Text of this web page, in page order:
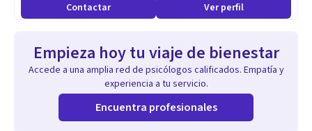
Contactar Ver perfil
Empieza hoy tu viaje de bienestar
Accede a una amplia red de psicólogos calificados. Empatía y
experiencia a tu servicio.
Encuentra profesionales